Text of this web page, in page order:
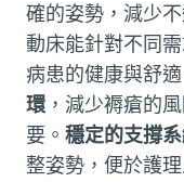
確的姿勢，減少
動床能針對不同
病患的健康與舒
環 ，減少褥瘡的
要。 穩定的支撐
整姿勢，便於護